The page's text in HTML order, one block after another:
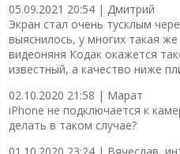
05.09.2021 20:54 | Дмитрий
Экран стал очень тусклым
выяснилось, у многих такая
видеоняня Кодак окажется
известный, а качество ниже
02.10.2020 21:58 | Марат
iPhone не подключается к
делать в таком случае?
01.10.2020 23:24 | Вячеслав,